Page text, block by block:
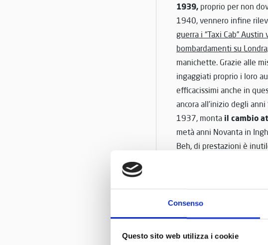
Consenso
Questo sito web utilizza i cookie
1939, proprio per non
1940, vennero infine
guerra i “Taxi Cab”
bombardamenti su
manichette. Grazie alle
ingaggiati proprio i loro
efficacissimi anche in
ancora all’inizio degli
1937, monta il cambio
metà anni Novanta in
Beh, di prestazioni è
struttura in legno, ma ci
carrozza. L’anziana
largo per Villafranca (VR)
. Il
L’anima del commercio